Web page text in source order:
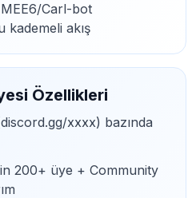
Carl-bot
akış
Özellikleri
xxxx) bazında
200+ üye + Community